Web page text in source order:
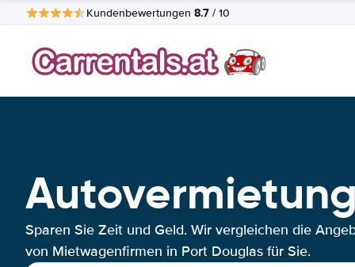
Kundenbewertungen 8.7 / 10
Sparen Sie Zeit und Geld. Wir vergleichen die
von Mietwagenfirmen in Port Douglas für Sie.